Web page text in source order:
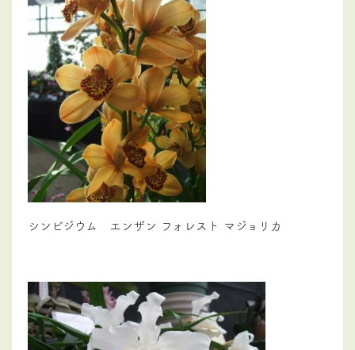
シンビジウム エンザン フォレスト マジョリカ